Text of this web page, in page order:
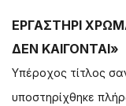
ΕΡΓΑΣΤΗΡΙ
ΔΕΝ ΚΑΙΓΟΝΤΑΙ»
Υπέροχος τίτλος
υποστηρίχθηκε